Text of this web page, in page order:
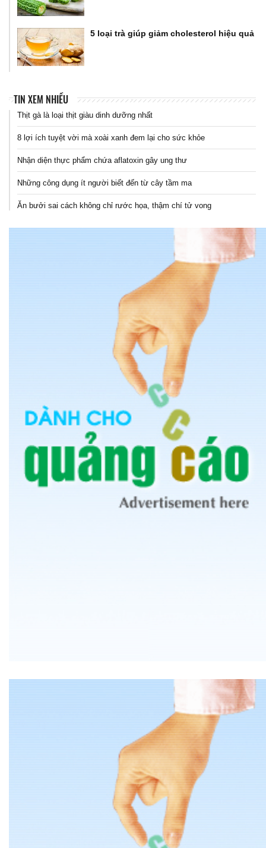
5 loại trà giúp giảm cholesterol hiệu quả
TIN XEM NHIỀU
Thịt gà là loại thịt giàu dinh dưỡng nhất
8 lợi ích tuyệt vời mà xoài xanh đem lại cho sức khỏe
Nhận diện thực phẩm chứa aflatoxin gây ung thư
Những công dụng ít người biết đến từ cây tầm ma
Ăn bưởi sai cách không chỉ rước họa, thậm chí tử vong